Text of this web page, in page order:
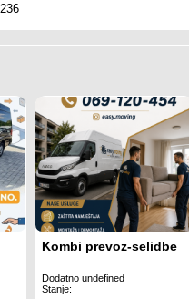
236
Kombi prevoz-selidbe
Dodatno undefined
Stanje: